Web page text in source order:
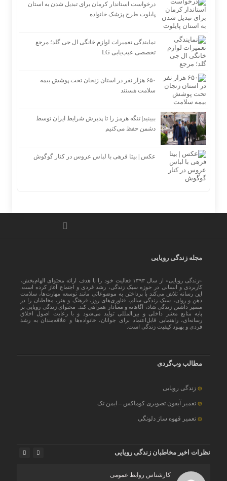
درخواست استاندار کرمان برای تبدیل شدن به استان
پایلوت طرح پزشک خانواده
نمایندگی تعمیرات لوازم خانگی ال جی گلد؛ مرجع
تخصصی عیب‌یابی LG
۶۵۰ هزار نفر در استان زنجان تحت پوشش بیمه
سلامت هستند
ببینید| تنگه هرمز را تا پذیرش شرایط ایران توسط
دشمن حفظ می‌کنیم
عکس | بیتا فرهی با لباس عروس در کنار گوگوش
مجله زندگی رویایی
«زندگی رویایی» از سال ۱۳۹۳ فعالیت خود را با هدف ارائه محتوای الهام‌بخش،
کاربردی و انسانی در حوزه سبک زندگی، رشد فردی و اجتماع آغاز کرده است.
این رسانه تلاش می‌کند با پرداختن به موضوعاتی مانند توسعه مهارت‌ها، سلامت
ذهن و روان، سبک زندگی سالم، فناوری‌های روز، فرهنگ و هنر، مخاطبان را در
مسیر داشتن زندگی شاد، آگاهانه و معنادار همراهی کند. محتوای زندگی رویایی بر
پایه منابع معتبر داخلی و بین‌المللی تولید می‌شود و با رعایت اصول اخلاق
رسانه‌ای، راهنمایی قابل‌اعتماد برای جوانان، خانواده‌ها و علاقه‌مندان به رشد
فردی و بهبود کیفیت زندگی است.
مطالب وب‌گردی
زندگی رویایی
تعمیر آیفون تصویری کوماکس – ایمن تک
تعمیر قهوه ساز دلونگی
نظرات اخیر مخاطبان زندگی رویایی
کارشناس روابط عمومی